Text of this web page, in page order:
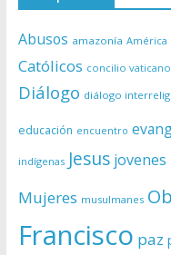
Abusos amazonía América
Católicos concilio
Diálogo diálogo
educación encuentro
indígenas Jesus jovenes
Mujeres musulmanes
Francisco paz